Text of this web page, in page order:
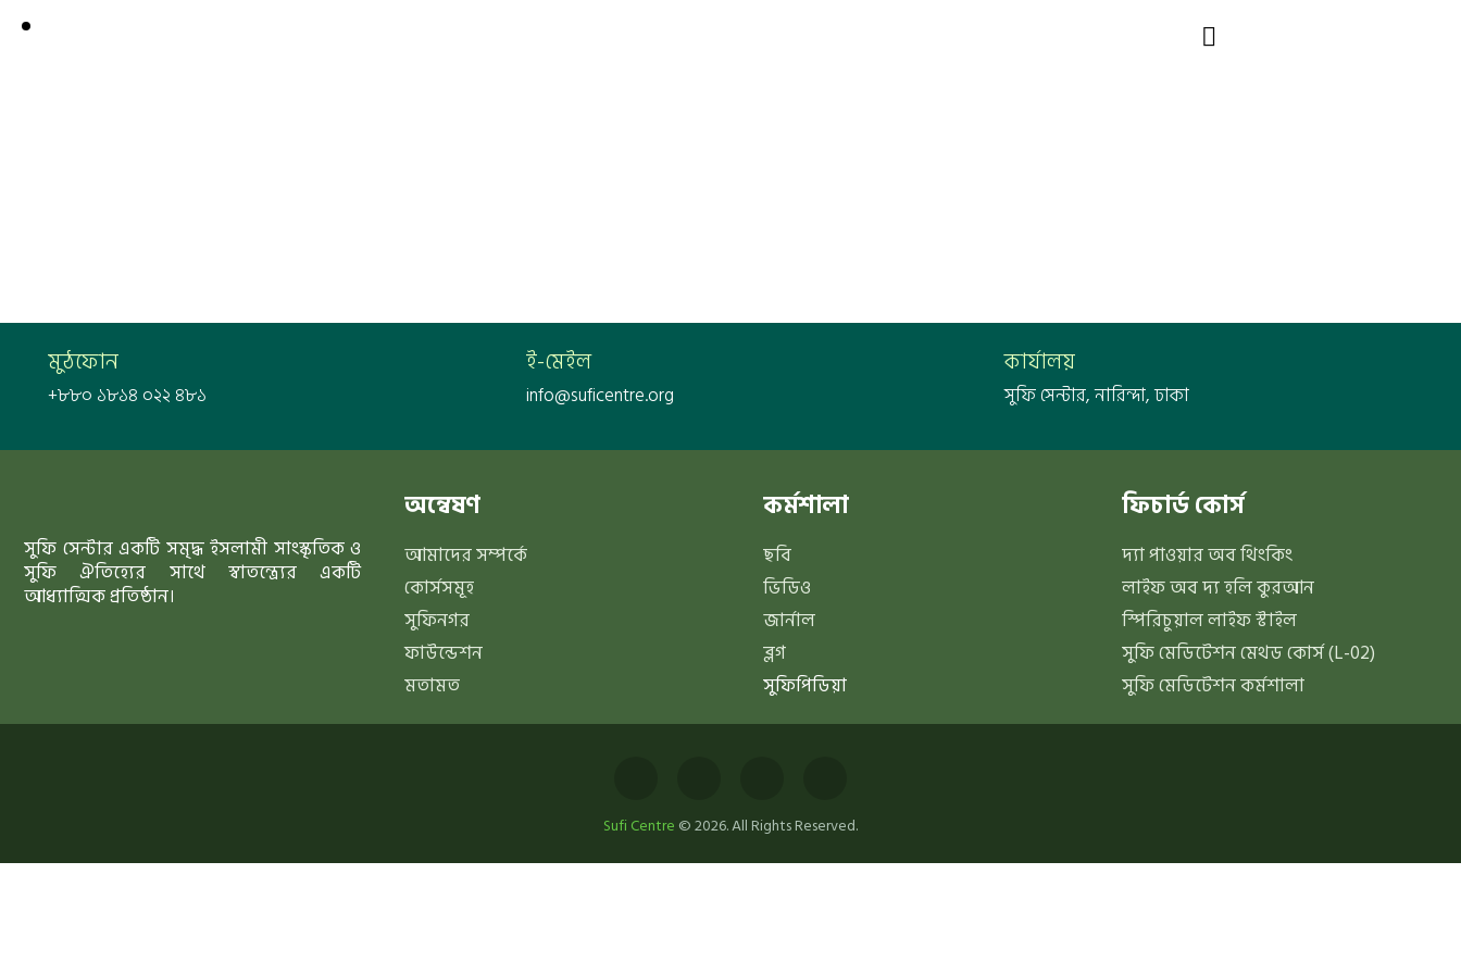
মুঠফোন
+৮৮০ ১৮১৪ ০২২ ৪৮১
ই-মেইল
info@suficentre.org
কার্যালয়
সুফি সেন্টার, নারিন্দা, ঢাকা
সুফি সেন্টার একটি সমৃদ্ধ ইসলামী সাংস্কৃতিক ও
সুফি ঐতিহ্যের সাথে স্বাতন্ত্র্যের একটি
আধ্যাত্মিক প্রতিষ্ঠান।
অন্বেষণ
আমাদের সম্পর্কে
কোর্সসমূহ
সুফিনগর
ফাউন্ডেশন
মতামত
কর্মশালা
ছবি
ভিডিও
জার্নাল
ব্লগ
সুফিপিডিয়া
ফিচার্ড কোর্স
দ্যা পাওয়ার অব থিংকিং
লাইফ অব দ্য হলি কুরআন
স্পিরিচুয়াল লাইফ স্টাইল
সুফি মেডিটেশন মেথড কোর্স (L-02)
সুফি মেডিটেশন কর্মশালা
Sufi Centre © 2026. All Rights Reserved.